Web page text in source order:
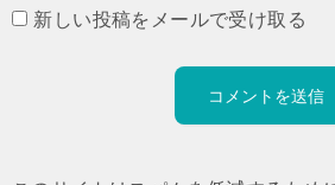
新しい投稿をメールで受け取る